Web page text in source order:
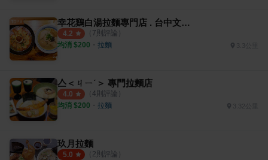
幸花鷄白湯拉麵專門店 . 台中文昌店
4.2 （ 7則評論）
均消 $200 ・ 拉麵
亼＜ㄐㄧˊ＞ 專門拉麵店
4.0 （ 4則評論）
均消 $200 ・ 拉麵
玖月拉麵
5.0 （ 2則評論）